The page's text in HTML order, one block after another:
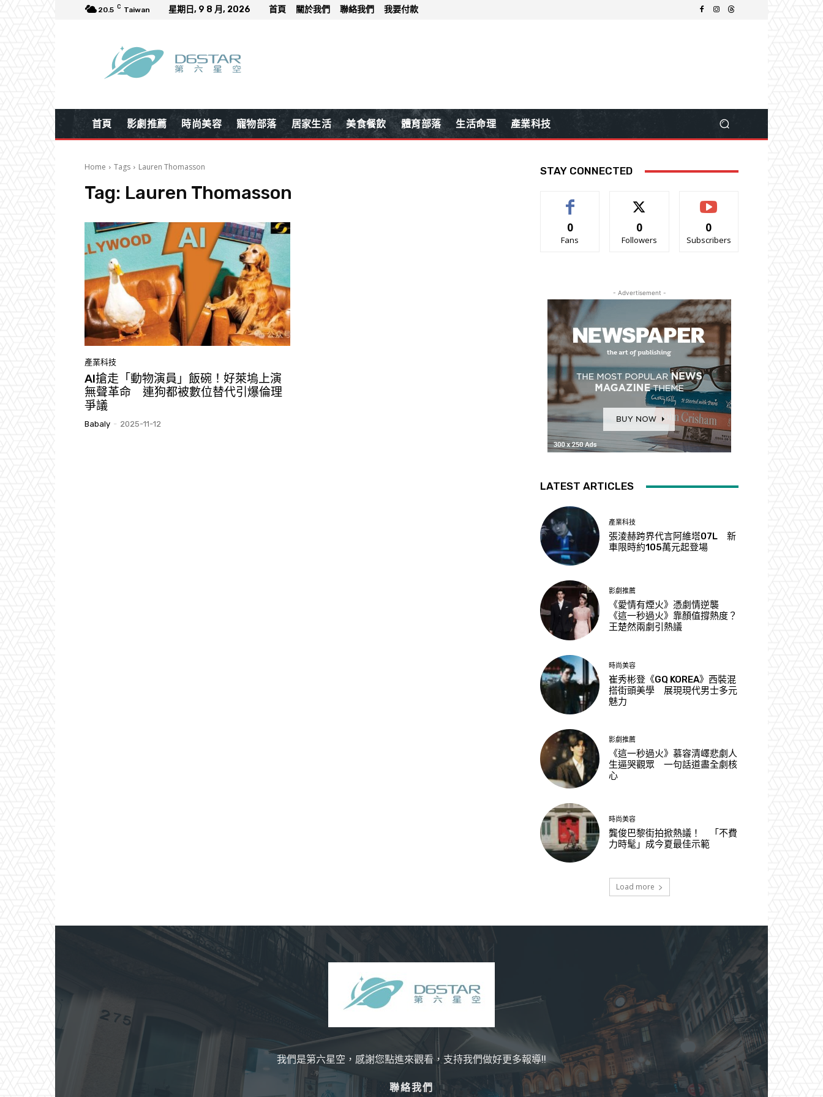
20.5 C Taiwan 星期日, 9 8 月, 2026 首頁 關於我們 聯絡我們 我要付款
首頁 影劇推薦 時尚美容 寵物部落 居家生活 美食餐飲 體育部落 生活命理 產業科技
Home Tags Lauren Thomasson
Tag: Lauren Thomasson
產業科技
AI搶走「動物演員」飯碗！好萊塢上演
無聲革命 連狗都被數位替代引爆倫理
爭議
Babaly - 2025-11-12
STAY CONNECTED
0
Fans
0
Followers
0
Subscribers
- Advertisement -
LATEST ARTICLES
產業科技
張淩赫跨界代言阿維塔07L 新
車限時約105萬元起登場
影劇推薦
《愛情有煙火》憑劇情逆襲
《這一秒過火》靠顏值撐熱度？
王楚然兩劇引熱議
時尚美容
崔秀彬登《GQ KOREA》西裝混
搭街頭美學 展現現代男士多元
魅力
影劇推薦
《這一秒過火》慕容清嶧悲劇人
生逼哭觀眾 一句話道盡全劇核
心
時尚美容
龔俊巴黎街拍掀熱議！ 「不費
力時髦」成今夏最佳示範
Load more
我們是第六星空，感謝您點進來觀看，支持我們做好更多報導!!
聯絡我們